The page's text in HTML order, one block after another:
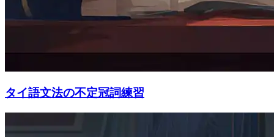
タイ語文法の不定冠詞練習